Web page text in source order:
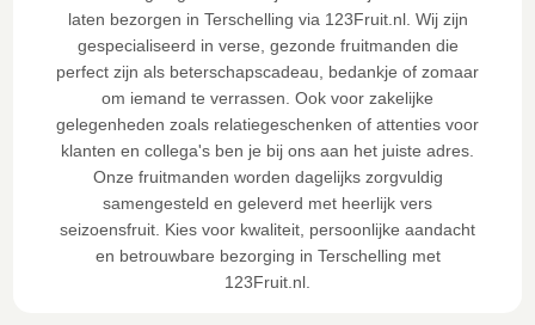
laten bezorgen in Terschelling via 123Fruit.nl. Wij zijn
gespecialiseerd in verse, gezonde fruitmanden die
perfect zijn als beterschapscadeau, bedankje of zomaar
om iemand te verrassen. Ook voor zakelijke
gelegenheden zoals relatiegeschenken of attenties voor
klanten en collega's ben je bij ons aan het juiste adres.
Onze fruitmanden worden dagelijks zorgvuldig
samengesteld en geleverd met heerlijk vers
seizoensfruit. Kies voor kwaliteit, persoonlijke aandacht
en betrouwbare bezorging in Terschelling met
123Fruit.nl.